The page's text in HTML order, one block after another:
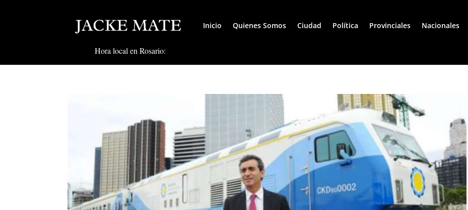
Inicio Quienes Somos Ciudad Política Provinciales Nacionales
Hora local en Rosario: